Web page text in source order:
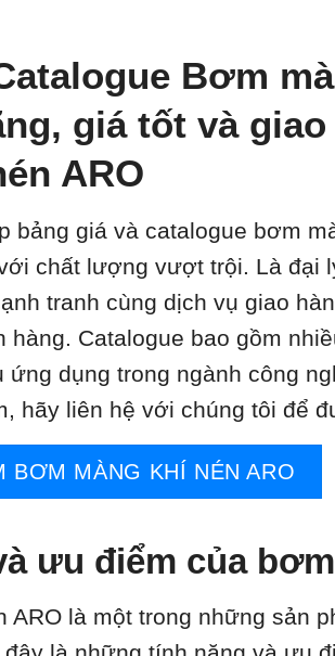
Bơm
giá tốt và
ARO
bảng giá và catalogue bơm
chất lượng vượt trội. Là đại
tranh cùng dịch vụ giao
hàng. Catalogue bao gồm
ứng dụng trong ngành công
hãy liên hệ với chúng tôi để
BƠM MÀNG KHÍ NÉN ARO
ưu điểm của
ARO là một trong những sản